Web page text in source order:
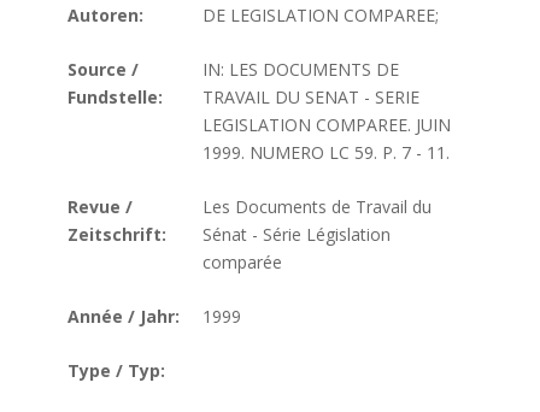
Autoren:
DE LEGISLATION COMPAREE;
Source /
Fundstelle:
IN: LES DOCUMENTS DE
TRAVAIL DU SENAT - SERIE
LEGISLATION COMPAREE. JUIN
1999. NUMERO LC 59. P. 7 - 11.
Revue /
Zeitschrift:
Les Documents de Travail du
Sénat - Série Législation
comparée
Année / Jahr: 1999
Type / Typ: